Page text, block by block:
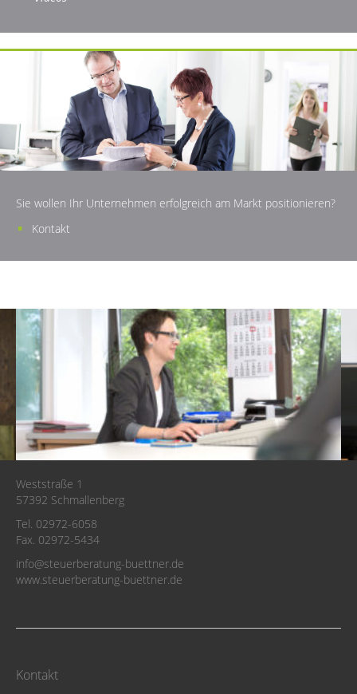
Sie wollen Ihr Unternehmen erfolgreich am Markt positionieren?
Kontakt
Weststraße 1
57392 Schmallenberg
Tel. 02972-6058
Fax. 02972-5434
info@steuerberatung-buettner.de
www.steuerberatung-buettner.de
Kontakt